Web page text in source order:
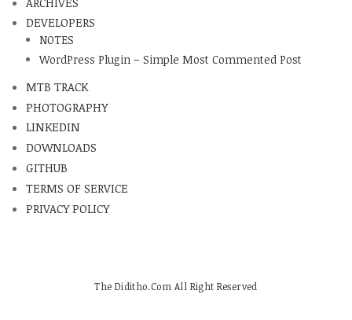
DEVELOPERS
NOTES
WordPress Plugin – Simple Most Commented Post
MTB TRACK
PHOTOGRAPHY
LINKEDIN
DOWNLOADS
GITHUB
TERMS OF SERVICE
PRIVACY POLICY
The Diditho.Com All Right Reserved